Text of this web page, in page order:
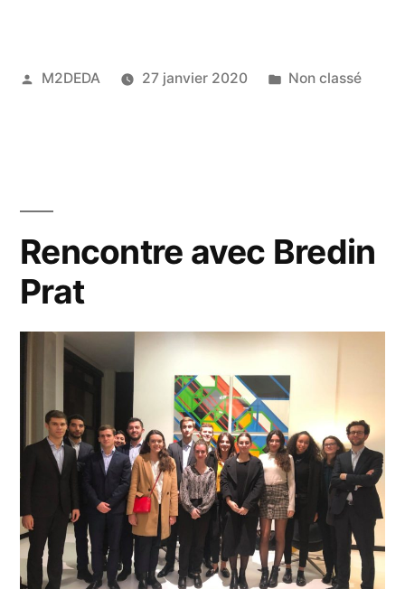
M2DEDA 27 janvier 2020 Non classé
Rencontre avec Bredin
Prat